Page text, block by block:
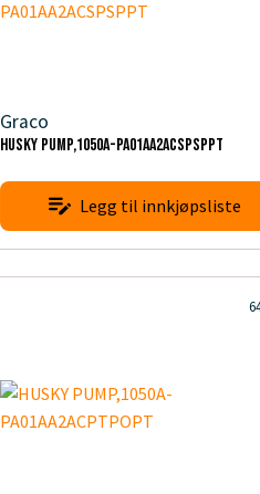
Graco
HUSKY PUMP,1050A-PA01AA2ACSPSPPT
Legg til innkjøpsliste